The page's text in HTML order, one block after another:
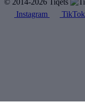
Instagram
TikTok